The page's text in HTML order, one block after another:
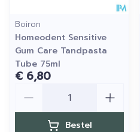
Boiron
Homeodent Sensitive
Gum Care Tandpasta
Tube 75ml
€ 6,80
Bestel